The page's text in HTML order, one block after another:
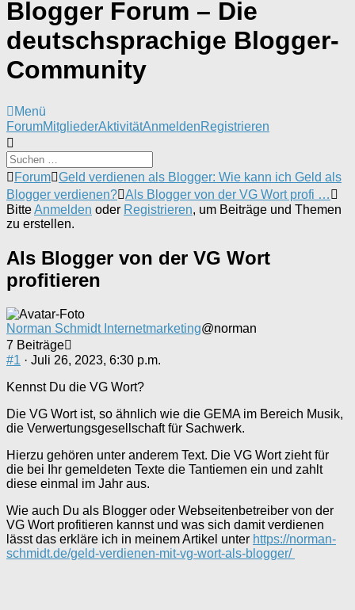
Blogger Forum – Die
deutschsprachige Blogger-
Community
Menü
Forum-
Navigation
ForumMitgliederAktivitätAnmeldenRegistrieren
Forum-
Breadcrumbs
-
Du
bist
Forum Geld verdienen als Blogger: Wie kann ich Geld als
Blogger verdienen? Als Blogger von der VG Wort profi …
BitteAnmelden oder Registrieren, um Beiträge und Themen
zu erstellen.
Als Blogger von der VG Wort
profitieren
Norman Schmidt Internetmarketing@norman
7 Beiträge
#1 · Juli 26, 2023, 6:30 p.m.
Kennst Du die VG Wort?
Die VG Wort ist, so ähnlich wie die GEMA im Bereich Musik,
die Verwertungsgesellschaft für Sachwerk.
Hierzu gehören unter anderem Text. Die VG Wort zieht für
die bei Ihr gemeldeten Texte die Tantiemen ein und zahlt
diese einmal im Jahr aus.
Wie auch Du als Blogger oder Webseitenbetreiber von der
VG Wort profitieren kannst und was sich damit verdienen
lässt das erkläre ich in meinem Artikel unter https://norman-
schmidt.de/geld-verdienen-mit-vg-wort-als-blogger/